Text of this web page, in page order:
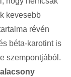
kevesebb
révén
béta-karotint is
szempontjából.